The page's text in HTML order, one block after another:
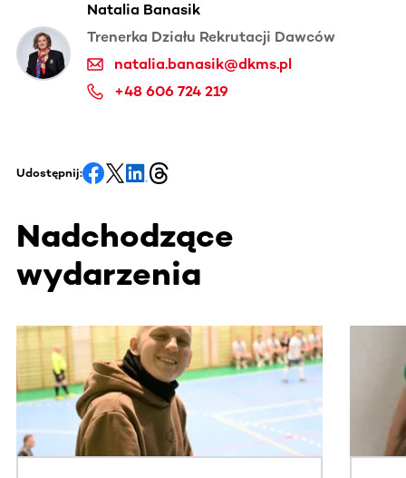
Natalia Banasik
Trenerka Działu Rekrutacji Dawców
natalia.banasik@dkms.pl
+48 606 724 219
Udostępnij:
Nadchodzące
wydarzenia
Ta sekcja zawiera treści przewijane w poziomie. Użyj